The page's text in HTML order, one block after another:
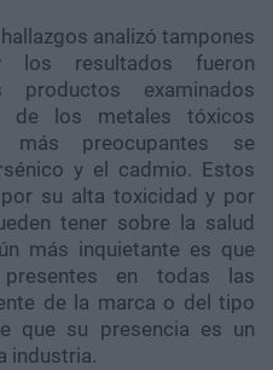
analizó tampones
los resultados fueron
examinados
de los metales tóxicos
más preocupantes se
y el cadmio. Estos
su alta toxicidad y por
tener sobre la salud
más inquietante es que
en todas las
de la marca o del tipo
que su presencia es un
industria.